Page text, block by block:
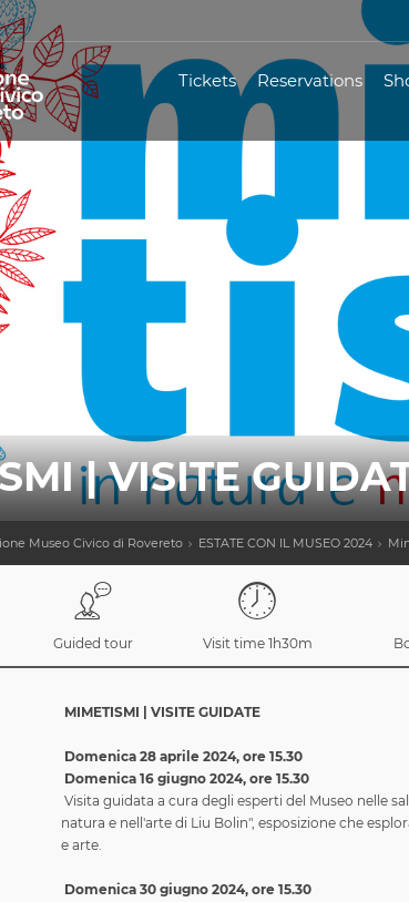
Tickets Reservations
| VISITE
Museo Civico di Rovereto ESTATE CON IL MUSEO 2024
Guided tour Visit time 1h30m
MIMETISMI | VISITE GUIDATE
Domenica 28 aprile 2024, ore 15.30
Domenica 16 giugno 2024, ore 15.30
Visita guidata a cura degli esperti del Museo nelle
natura e nell'arte di Liu Bolin", esposizione che
e arte.
Domenica 30 giugno 2024, ore 15.30